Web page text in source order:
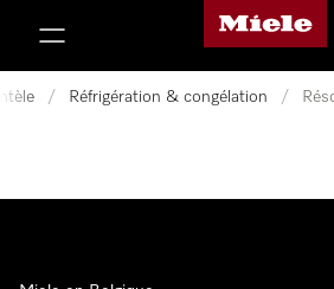
Page d'accueil de
/ Réfrigération & congélation /